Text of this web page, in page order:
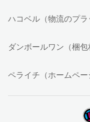
ハコベル（物流のプラ
ダンボールワン（梱包
ペライチ（ホームペー